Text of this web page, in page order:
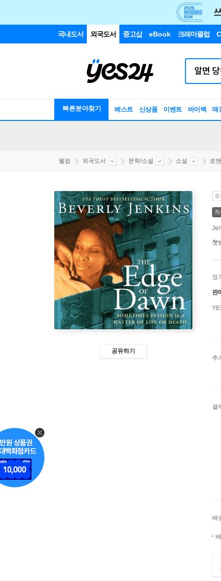
국내도서 외국도서 중고샵 eBook 크레마클럽
빠른분야찾기 베스트 신상품 이벤트 바이백 매
웰컴 외국도서 문학/소설 소설 로
공유하기
첫
정
판
추
결
배